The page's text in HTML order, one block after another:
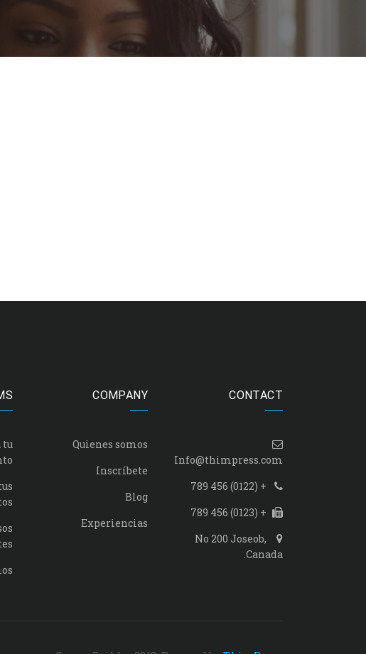
CONTACT
Info@thimpress.com
+ (0122) 456 789
+ (0123) 456 789
No 200 Joseob,
Canada.
COMPANY
Quienes somos
Inscríbete
Blog
Experiencias
tu